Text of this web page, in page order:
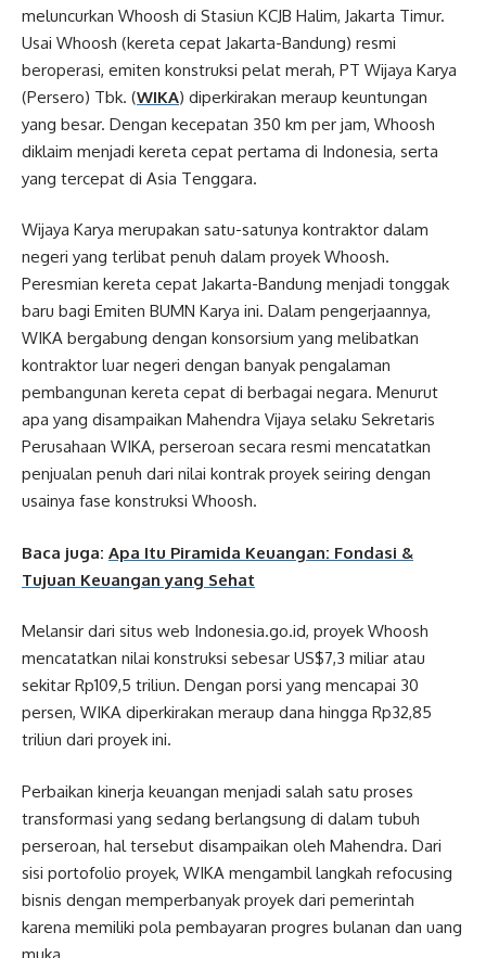
meluncurkan Whoosh di Stasiun KCJB Halim, Jakarta Timur.
Usai Whoosh (kereta cepat Jakarta-Bandung) resmi
beroperasi, emiten konstruksi pelat merah, PT Wijaya Karya
(Persero) Tbk. (WIKA) diperkirakan meraup keuntungan
yang besar. Dengan kecepatan 350 km per jam, Whoosh
diklaim menjadi kereta cepat pertama di Indonesia, serta
yang tercepat di Asia Tenggara.
Wijaya Karya merupakan satu-satunya kontraktor dalam
negeri yang terlibat penuh dalam proyek Whoosh.
Peresmian kereta cepat Jakarta-Bandung menjadi tonggak
baru bagi Emiten BUMN Karya ini. Dalam pengerjaannya,
WIKA bergabung dengan konsorsium yang melibatkan
kontraktor luar negeri dengan banyak pengalaman
pembangunan kereta cepat di berbagai negara. Menurut
apa yang disampaikan Mahendra Vijaya selaku Sekretaris
Perusahaan WIKA, perseroan secara resmi mencatatkan
penjualan penuh dari nilai kontrak proyek seiring dengan
usainya fase konstruksi Whoosh.
Baca juga: Apa Itu Piramida Keuangan: Fondasi &
Tujuan Keuangan yang Sehat
Melansir dari situs web Indonesia.go.id, proyek Whoosh
mencatatkan nilai konstruksi sebesar US$7,3 miliar atau
sekitar Rp109,5 triliun. Dengan porsi yang mencapai 30
persen, WIKA diperkirakan meraup dana hingga Rp32,85
triliun dari proyek ini.
Perbaikan kinerja keuangan menjadi salah satu proses
transformasi yang sedang berlangsung di dalam tubuh
perseroan, hal tersebut disampaikan oleh Mahendra. Dari
sisi portofolio proyek, WIKA mengambil langkah refocusing
bisnis dengan memperbanyak proyek dari pemerintah
karena memiliki pola pembayaran progres bulanan dan uang
muka.